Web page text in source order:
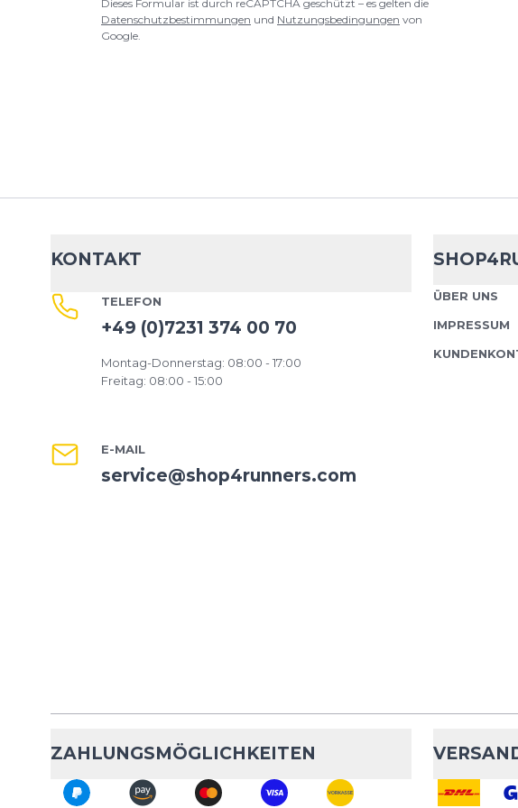
Dieses Formular ist durch reCAPTCHA geschützt – es gelten die
Datenschutzbestimmungen und Nutzungsbedingungen von
Google.
KONTAKT
TELEFON
+49 (0)7231 374 00 70
Montag-Donnerstag: 08:00 - 17:00
Freitag: 08:00 - 15:00
E-MAIL
service@shop4runners.com
ÜBER UNS
IMPRESSUM
ZAHLUNGSMÖGLICHKEITEN